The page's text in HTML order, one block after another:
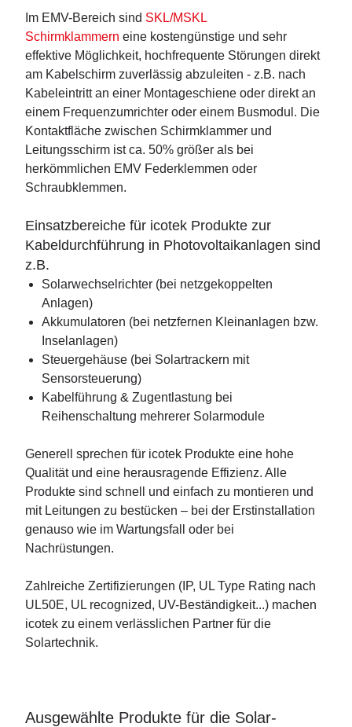
Im EMV-Bereich sind SKL/MSKL
Schirmklammern eine kostengünstige und sehr
effektive Möglichkeit, hochfrequente Störungen direkt
am Kabelschirm zuverlässig abzuleiten - z.B. nach
Kabeleintritt an einer Montageschiene oder direkt an
einem Frequenzumrichter oder einem Busmodul. Die
Kontaktfläche zwischen Schirmklammer und
Leitungsschirm ist ca. 50% größer als bei
herkömmlichen EMV Federklemmen oder
Schraubklemmen.
Einsatzbereiche für icotek Produkte zur
Kabeldurchführung in Photovoltaikanlagen sind
z.B.
Solarwechselrichter (bei netzgekoppelten
Anlagen)
Akkumulatoren (bei netzfernen Kleinanlagen bzw.
Inselanlagen)
Steuergehäuse (bei Solartrackern mit
Sensorsteuerung)
Kabelführung & Zugentlastung bei
Reihenschaltung mehrerer Solarmodule
Generell sprechen für icotek Produkte eine hohe
Qualität und eine herausragende Effizienz. Alle
Produkte sind schnell und einfach zu montieren und
mit Leitungen zu bestücken – bei der Erstinstallation
genauso wie im Wartungsfall oder bei
Nachrüstungen.
Zahlreiche Zertifizierungen (IP, UL Type Rating nach
UL50E, UL recognized, UV-Beständigkeit...) machen
icotek zu einem verlässlichen Partner für die
Solartechnik.
Ausgewählte Produkte für die Solar-